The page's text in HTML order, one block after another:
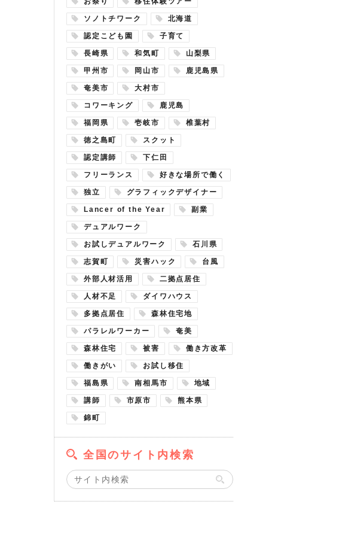
ソノトチワーク 北海道
認定こども園 子育て
長崎県 和気町 山梨県
甲州市 岡山市 鹿児島県
奄美市 大村市
コワーキング 鹿児島
福岡県 壱岐市 椎葉村
徳之島町 スクット
認定講師 下仁田
フリーランス 好きな場所で働く
独立 グラフィックデザイナー
Lancer of the Year 副業
デュアルワーク
お試しデュアルワーク 石川県
志賀町 災害ハック 台風
外部人材活用 二拠点居住
人材不足 ダイワハウス
多拠点居住 森林住宅地
パラレルワーカー 奄美
森林住宅 被害 働き方改革
働きがい お試し移住
福島県 南相馬市 地域
講師 市原市 熊本県
錦町
全国のサイト内検索